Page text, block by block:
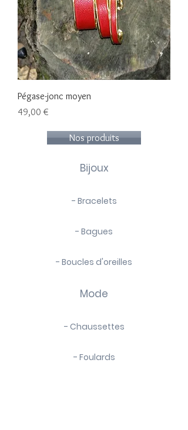
Pégase-jonc moyen
Prix
49,00 €
Nos produits
Bijoux
- Bracelets
- Bagues
- Boucles d'oreilles
Mode
- Chaussettes
- Foulards